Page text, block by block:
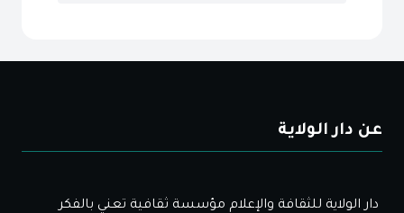
عن دار الولاية
دار الولاية للثقافة والإعلام مؤسسة ثقافية تعني بالفكر